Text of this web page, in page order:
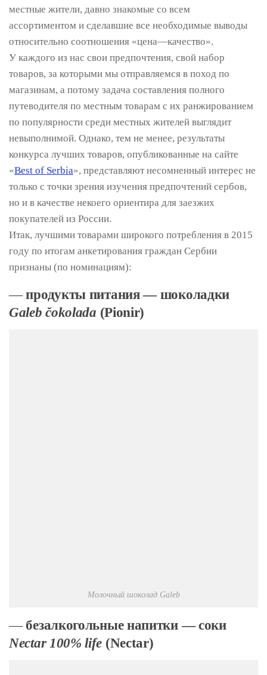
местные жители, давно знакомые со всем
ассортиментом и сделавшие все необходимые выводы
относительно соотношения «цена—качество».
У каждого из нас свои предпочтения, свой набор
товаров, за которыми мы отправляемся в поход по
магазинам, а потому задача составления полного
путеводителя по местным товарам с их ранжированием
по популярности среди местных жителей выглядит
невыполнимой. Однако, тем не менее, результаты
конкурса лучших товаров, опубликованные на сайте
«Best of Serbia», представляют несомненный интерес не
только с точки зрения изучения предпочтений сербов,
но и в качестве некоего ориентира для заезжих
покупателей из России.
Итак, лучшими товарами широкого потребления в 2015
году по итогам анкетирования граждан Сербии
признаны (по номинациям):
—продукты питания — шоколадки
Galeb čokolada (Pionir)
Молочный шоколад Galeb
—безалкогольные напитки — соки
Nectar 100% life (Nectar)